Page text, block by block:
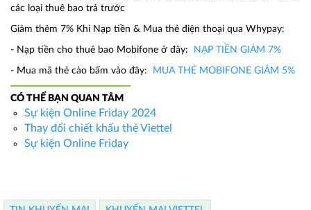
các loại thuê bao trả trước
Giảm thêm 7% Khi Nạp tiền & Mua thẻ điện thoại qua Whypay:
- Nạp tiền cho thuê bao Mobifone ở đây: NẠP TIỀN GIẢM 7%
- Mua mã thẻ cào bấm vào đây: MUA THẺ MOBIFONE GIẢM 5%
CÓ THỂ BẠN QUAN TÂM
Sự kiện Online Friday 2024
Thay đổi chiết khấu thẻ Viettel
Sự kiện Online Friday